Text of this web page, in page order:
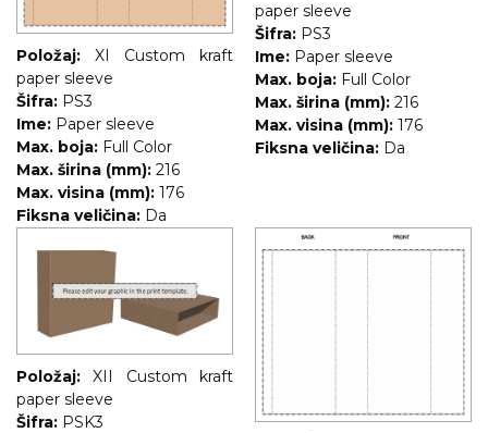
Položaj:
XI Custom kraft
paper sleeve
Šifra: PS3
Ime: Paper sleeve
Max. boja: Full Color
Max. širina (mm): 216
Max. visina (mm): 176
Fiksna veličina: Da
paper sleeve
Šifra: PS3
Ime: Paper sleeve
Max. boja: Full Color
Max. širina (mm): 216
Max. visina (mm): 176
Fiksna veličina: Da
Položaj:
XII Custom kraft
paper sleeve
Šifra: PSK3